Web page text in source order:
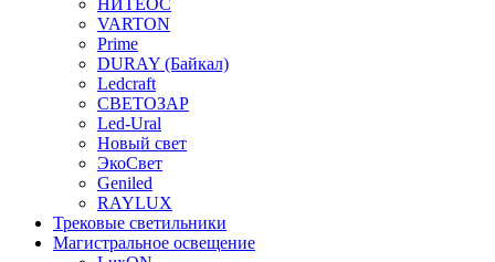
НИТЕОС
VARTON
Prime
DURAY (Байкал)
Ledcraft
СВЕТОЗАР
Led-Ural
Новый свет
ЭкоСвет
Geniled
RAYLUX
Трековые светильники
Магистральное освещение